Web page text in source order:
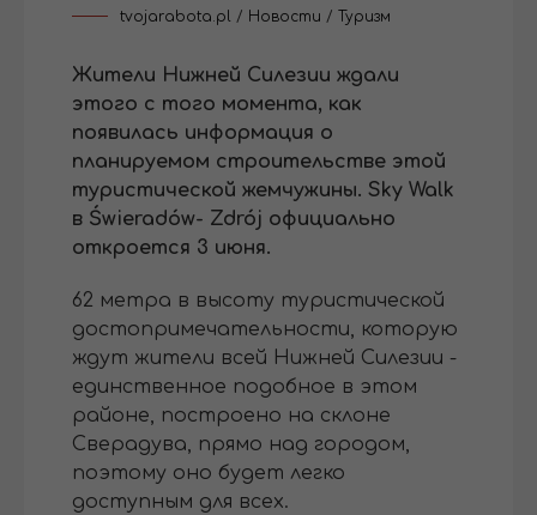
tvojarabota.pl / Новости / Туризм
Жители Нижней Силезии ждали
этого с того момента, как
появилась информация о
планируемом строительстве этой
туристической жемчужины. Sky Walk
в Świeradów- Zdrój официально
откроется 3 июня.
62 метра в высоту туристической
достопримечательности, которую
ждут жители всей Нижней Силезии -
единственное подобное в этом
районе, построено на склоне
Сверадува, прямо над городом,
поэтому оно будет легко
доступным для всех.